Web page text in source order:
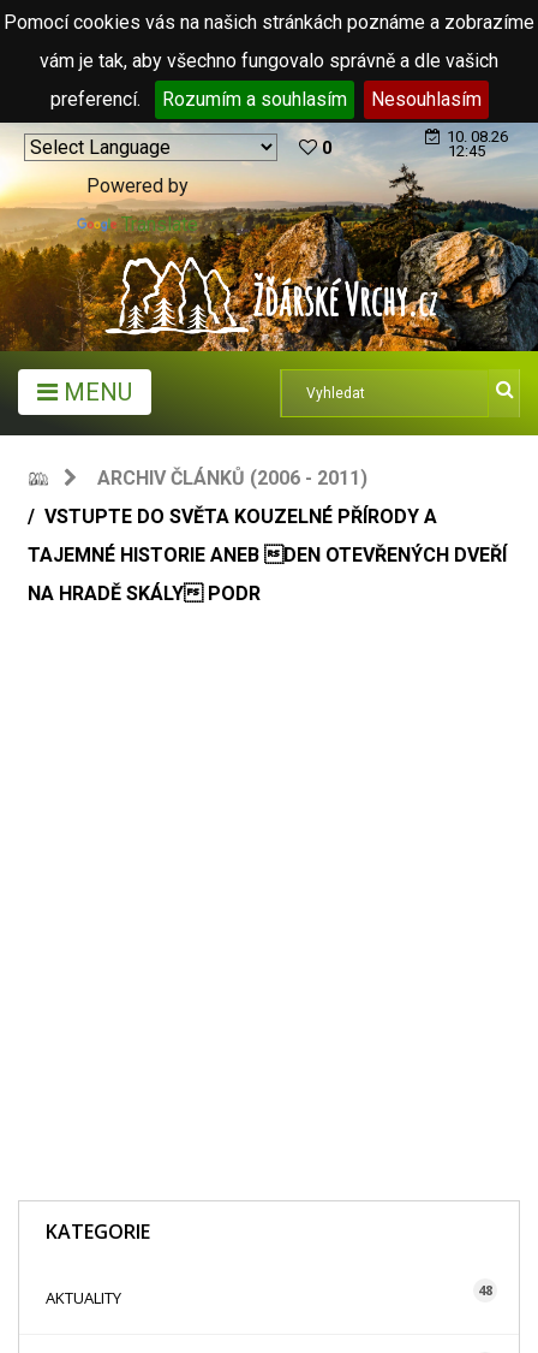
Pomocí cookies vás na našich stránkách poznáme a zobrazíme
vám je tak, aby všechno fungovalo správně a dle vašich
preferencí.
Rozumím a souhlasím Nesouhlasím
Powered by
Translate
0
10. 08.26
12:45
MENU
ARCHIV ČLÁNKŮ (2006 - 2011)
VSTUPTE DO SVĚTA KOUZELNÉ PŘÍRODY A
TAJEMNÉ HISTORIE ANEB DEN OTEVŘENÝCH DVEŘÍ
NA HRADĚ SKÁLY PODR
KATEGORIE
AKTUALITY 48